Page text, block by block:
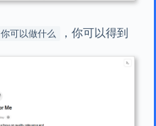
你可以做什么
，你可以得到